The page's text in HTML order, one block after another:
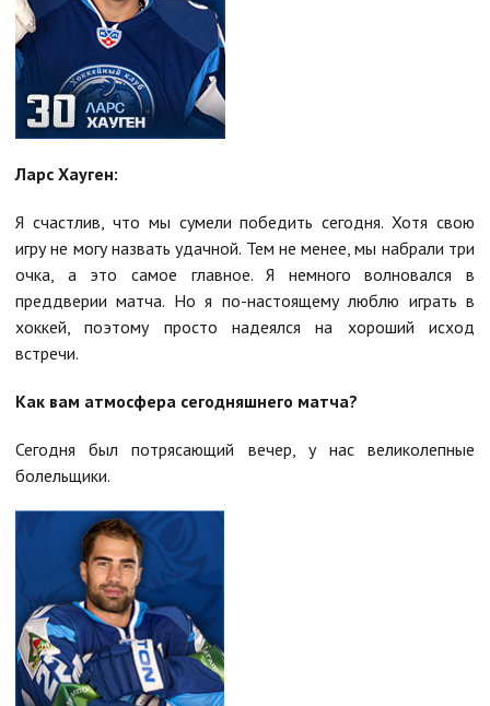
Ларс Хауген:
Я счастлив, что мы сумели победить сегодня. Хотя свою
игру не могу назвать удачной. Тем не менее, мы набрали три
очка, а это самое главное. Я немного волновался в
преддверии матча. Но я по-настоящему люблю играть в
хоккей, поэтому просто надеялся на хороший исход
встречи.
Как вам атмосфера сегодняшнего матча?
Сегодня был потрясающий вечер, у нас великолепные
болельщики.